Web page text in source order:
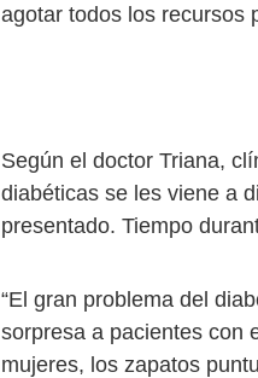
agotar todos los recursos
Según el doctor Triana,
diabéticas se les viene a
presentado. Tiempo
“El gran problema del
sorpresa a pacientes con
mujeres, los zapatos